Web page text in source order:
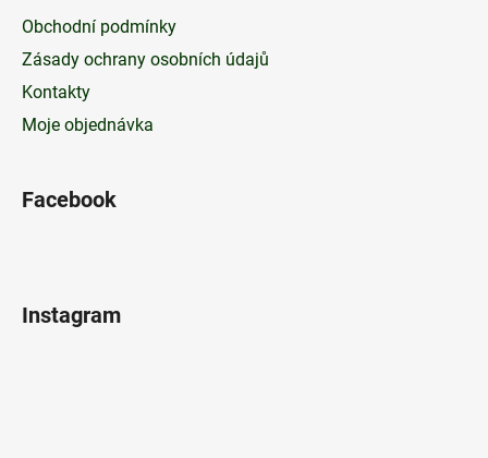
u
Obchodní podmínky
Zásady ochrany osobních údajů
Kontakty
Moje objednávka
Facebook
Instagram